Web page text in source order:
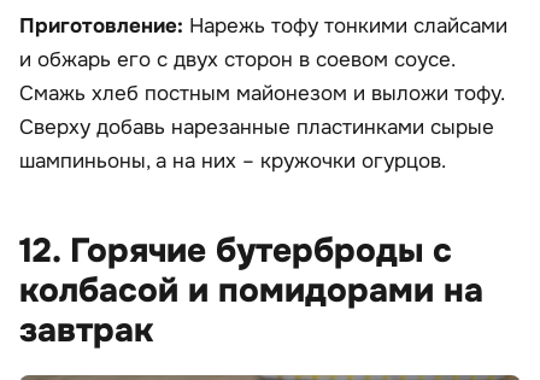
Приготовление: Нарежь тофу тонкими слайсами
и обжарь его с двух сторон в соевом соусе.
Смажь хлеб постным майонезом и выложи тофу.
Сверху добавь нарезанные пластинками сырые
шампиньоны, а на них – кружочки огурцов.
12. Горячие бутерброды с
колбасой и помидорами на
завтрак